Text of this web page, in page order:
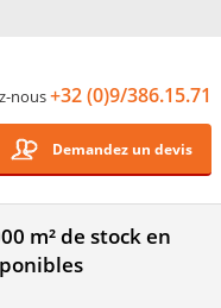
nous+32 (0)9/386.15.71
Demandez un devis
m² de stock en